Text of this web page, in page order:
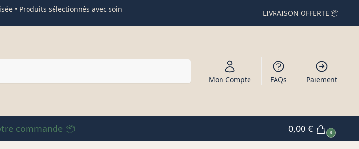
• Produits sélectionnés avec soin LIVRAISON OFFERTE 📦
Mon Compte FAQs Paiement
commande 📦 0,00€ 0